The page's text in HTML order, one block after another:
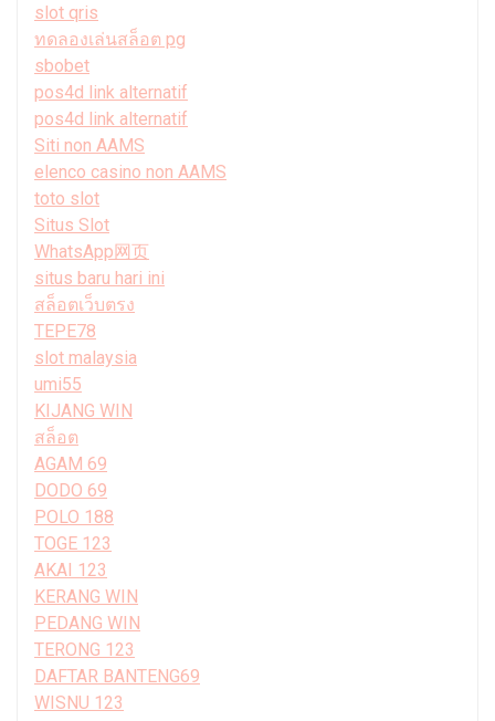
slot qris
ทดลองเล่นสล็อต pg
sbobet
pos4d link alternatif
pos4d link alternatif
Siti non AAMS
elenco casino non AAMS
toto slot
Situs Slot
WhatsApp网页
situs baru hari ini
สล็อตเว็บตรง
TEPE78
slot malaysia
umi55
KIJANG WIN
สล็อต
AGAM 69
DODO 69
POLO 188
TOGE 123
AKAI 123
KERANG WIN
PEDANG WIN
TERONG 123
DAFTAR BANTENG69
WISNU 123